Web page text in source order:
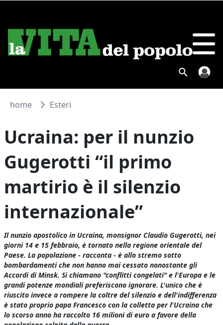
home Esteri
Ucraina: per il nunzio
Gugerotti “il primo
martirio è il silenzio
internazionale”
Il nunzio apostolico in Ucraina, monsignor Claudio Gugerotti, nei
giorni 14 e 15 febbraio, è tornato nella regione orientale del
Paese. La popolazione - racconta - è allo stremo sotto
bombardamenti che non hanno mai cessato nonostante gli
Accordi di Minsk. Si chiamano "conflitti congelati" e l'Europa e le
grandi potenze mondiali preferiscono ignorare. L'unico che è
riuscito invece a rompere la coltre del silenzio e dell'indifferenza
è stato proprio papa Francesco con la colletta per l'Ucraina che
lo scorso anno ha raccolto 16 milioni di euro a favore della